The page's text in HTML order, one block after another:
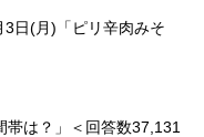
3日(月)「ピリ辛肉みそ
帯は？」＜回答数37,131